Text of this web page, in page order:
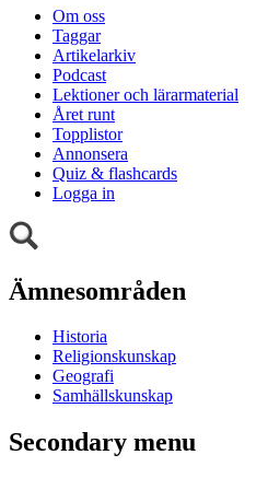
Om oss
Taggar
Artikelarkiv
Podcast
Lektioner och lärarmaterial
Året runt
Topplistor
Annonsera
Quiz & flashcards
Logga in
Ämnesområden
Historia
Religionskunskap
Geografi
Samhällskunskap
Secondary menu